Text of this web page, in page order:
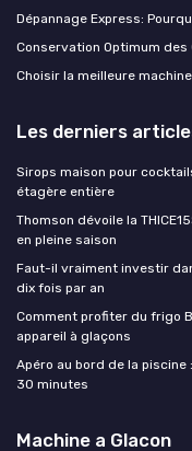
Dépannage Express:
Conservation Optimum
Choisir la meilleure
Les derniers
Sirops maison pour
étagère entière
Thomson dévoile la
en pleine saison
Faut-il vraiment investir
dix fois par an
Comment profiter du frigo
appareil à glaçons
Apéro au bord de la
30 minutes
Machine a Glacon